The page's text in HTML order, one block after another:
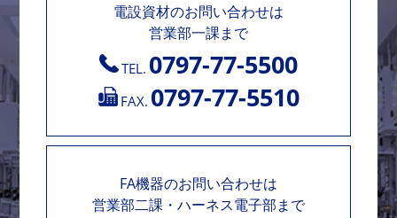
電設資材のお問い合わせは
営業部一課まで
TEL. 0797-77-5500
FAX. 0797-77-5510
FA機器のお問い合わせは
営業部二課・ハーネス電子部まで